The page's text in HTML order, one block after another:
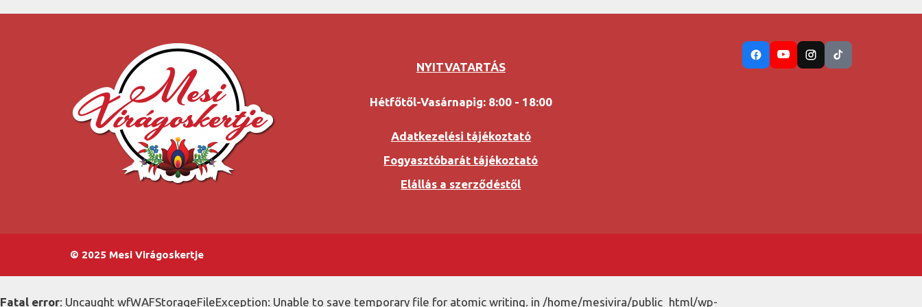
NYITVATARTÁS
Hétfőtől-Vasárnapig: 8:00 - 18:00
Adatkezelési tájékoztató
Fogyasztóbarát tájékoztató
Elállás a szerződéstől
© 2025 Mesi Virágoskertje
Fatal error: Uncaught wfWAFStorageFileException: Unable to save temporary file for atomic writing. in /home/mesivira/public_html/wp-